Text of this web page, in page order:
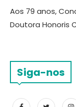
Aos 79 anos,
Doutora Honoris
Siga-nos